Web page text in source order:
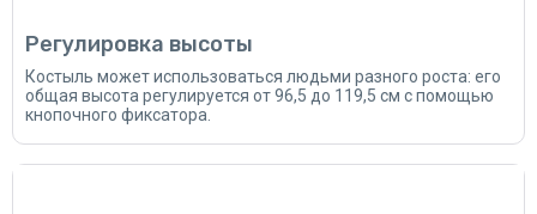
Регулировка высоты
Костыль может использоваться людьми разного роста: его
общая высота регулируется от 96,5 до 119,5 см с помощью
кнопочного фиксатора.